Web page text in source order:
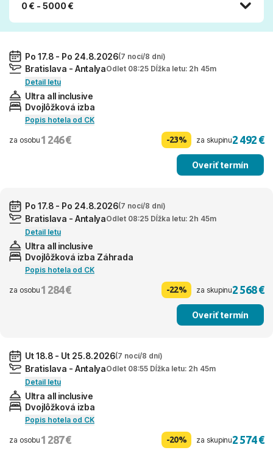
0 € - 5000 €
Po 17.8 - Po 24.8.2026(7 nocí/8 dní)
Bratislava - AntalyaOdlet 08:25 Dĺžka letu: 2h 45m
Detail letu
Ultra all inclusive
Dvojlôžková izba
Popis hotela od CK
za osobu 1 246 € -23% za skupinu2 492 €
Overiť termín
Po 17.8 - Po 24.8.2026(7 nocí/8 dní)
Bratislava - AntalyaOdlet 08:25 Dĺžka letu: 2h 45m
Detail letu
Ultra all inclusive
Dvojlôžková izba Záhrada
Popis hotela od CK
za osobu 1 284 € -22% za skupinu2 568 €
Overiť termín
Ut 18.8 - Ut 25.8.2026(7 nocí/8 dní)
Bratislava - AntalyaOdlet 08:55 Dĺžka letu: 2h 45m
Detail letu
Ultra all inclusive
Dvojlôžková izba
Popis hotela od CK
za osobu 1 287 € -20% za skupinu2 574 €